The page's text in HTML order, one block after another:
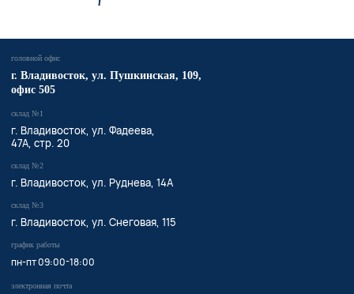
головной офис
​г. Владивосток, ул. Пушкинская, 109,
офис 505
график работы
пн-пт 09:00-18:00
электронная почта
склад №1
г. Владивосток, ул. Фадеева,
47А, стр. 20
склад №2
г. Владивосток, ул. Руднева, 14А
склад №3
г. Владивосток, ул. Снеговая, 115